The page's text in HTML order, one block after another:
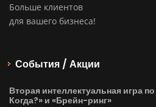
Больше клиентов
для вашего бизнеса!
События / Акции
Вторая интеллектуальная игра
Когда?» и «Брейн-ринг»